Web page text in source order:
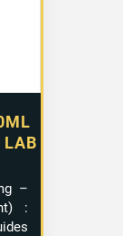
LAB
–
: